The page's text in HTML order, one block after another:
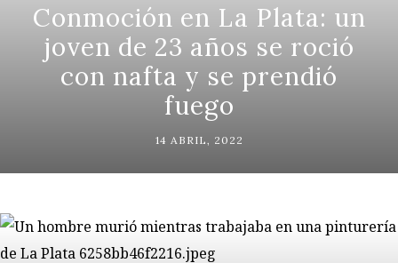
Conmoción en La Plata: un
joven de 23 años se roció
con nafta y se prendió
fuego
14 ABRIL, 2022